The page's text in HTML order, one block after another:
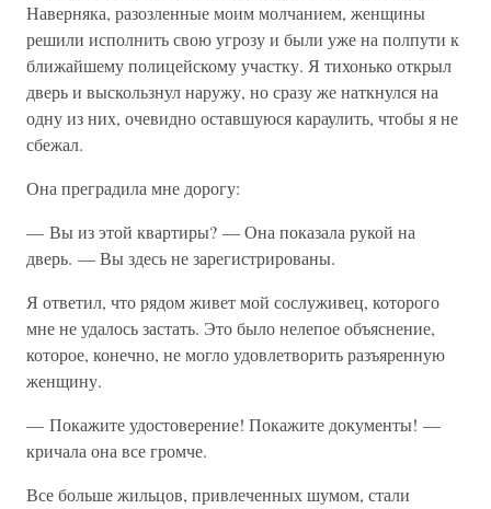
Наверняка, разозленные моим молчанием, женщины
решили исполнить свою угрозу и были уже на полпути к
ближайшему полицейскому участку. Я тихонько открыл
дверь и выскользнул наружу, но сразу же наткнулся на
одну из них, очевидно оставшуюся караулить, чтобы я не
сбежал.
Она преградила мне дорогу:
— Вы из этой квартиры? — Она показала рукой на
дверь. — Вы здесь не зарегистрированы.
Я ответил, что рядом живет мой сослуживец, которого
мне не удалось застать. Это было нелепое объяснение,
которое, конечно, не могло удовлетворить разъяренную
женщину.
— Покажите удостоверение! Покажите документы! —
кричала она все громче.
Все больше жильцов, привлеченных шумом, стали